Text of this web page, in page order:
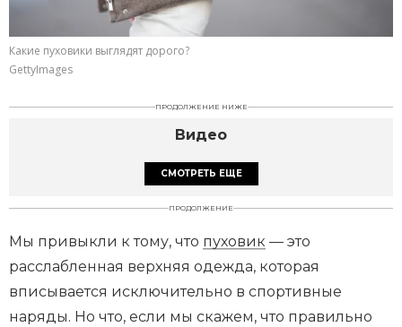
Какие пуховики выглядят дорого?
GettyImages
ПРОДОЛЖЕНИЕ НИЖЕ
Видео
СМОТРЕТЬ ЕЩЕ
ПРОДОЛЖЕНИЕ
Мы привыкли к тому, что пуховик — это
расслабленная верхняя одежда, которая
вписывается исключительно в спортивные
наряды. Но что, если мы скажем, что правильно